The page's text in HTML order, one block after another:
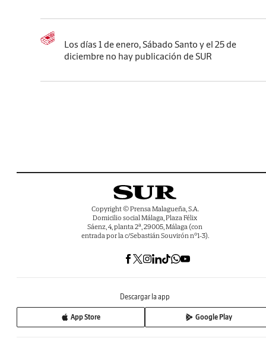
Los días 1 de enero, Sábado Santo y el 25 de
diciembre no hay publicación de SUR
Copyright © Prensa Malagueña, S.A.
Domicilio social Málaga, Plaza Félix
Sáenz, 4, planta 2ª, 29005, Málaga (con
entrada por la c/Sebastián Souvirón nº1-3).
Descargar la app
App Store Google Play